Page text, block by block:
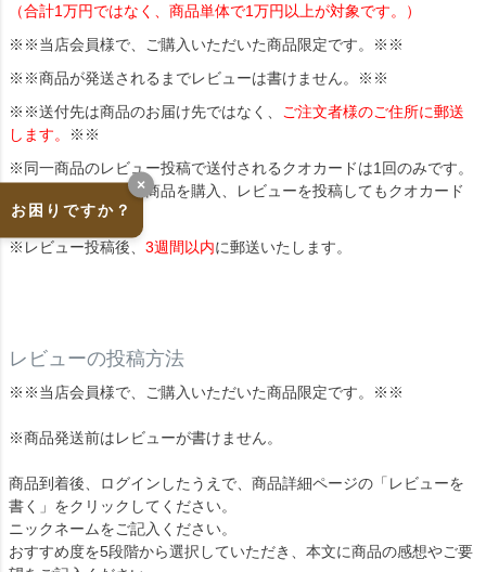
（合計1万円ではなく、商品単体で1万円以上が対象です。）
※※当店会員様で、ご購入いただいた商品限定です。※※
※※商品が発送されるまでレビューは書けません。※※
※※送付先は商品のお届け先ではなく、
ご注文者様のご住所に郵送
します。
※※
※同一商品のレビュー投稿で送付されるクオカードは1回のみです。
後日、別注文で同じ商品を購入、レビューを投稿してもクオカード
は送付されません。
※レビュー投稿後、 3週間以内に郵送いたします。
レビューの投稿方法
※※当店会員様で、ご購入いただいた商品限定です。※※
※商品発送前はレビューが書けません。
商品到着後、ログインしたうえで、商品詳細ページの「レビューを
書く」をクリックしてください。
ニックネームをご記入ください。
おすすめ度を5段階から選択していただき、本文に商品の感想やご要
お困りですか？
×